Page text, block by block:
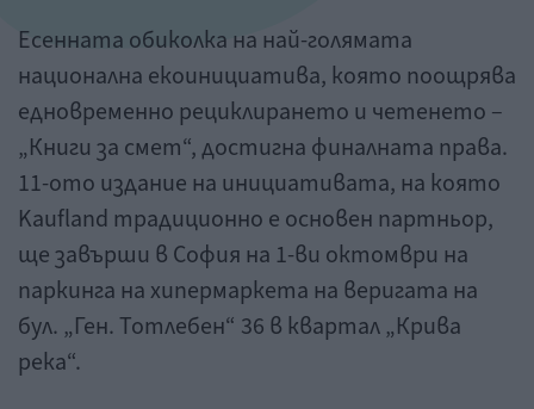
Есенната обиколка на най-голямата
национална екоинициатива, която поощрява
едновременно рециклирането и четенето –
„Книги за смет“, достигна финалната права.
11-ото издание на инициативата, на която
Kaufland традиционно е основен партньор,
ще завърши в София на 1-ви октомври на
паркинга на хипермаркета на веригата на
бул. „Ген. Тотлебен“ 36 в квартал „Крива
река“.